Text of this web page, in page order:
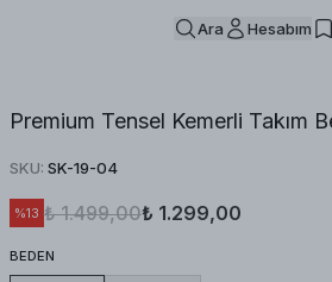
Ara Hesabım
Premium Tensel Kemerli Takım
SKU: SK-19-04
%13 ₺ 1.499,00₺ 1.299,00
BEDEN